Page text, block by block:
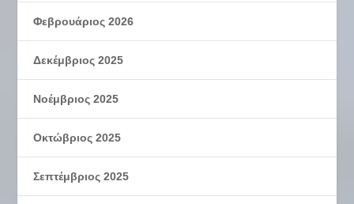
Φεβρουάριος 2026
Δεκέμβριος 2025
Νοέμβριος 2025
Οκτώβριος 2025
Σεπτέμβριος 2025